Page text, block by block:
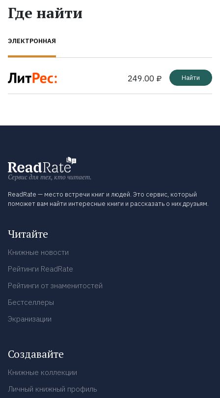
Где найти
ЭЛЕКТРОННАЯ
249.00 ₽ Найти
Сервис для тех, кто читает.
ReadRate — место встречи книг и людей. Это сервис, который
поможет вам найти интересные книги и рассказать о них друзьям.
Читайте
Книжные новости
Рейтинги ReadRate
Рейтинги от знаменитостей
Бестселлеры
Экранизации
Создавайте
Книжные коллекции
Личный книжный профиль